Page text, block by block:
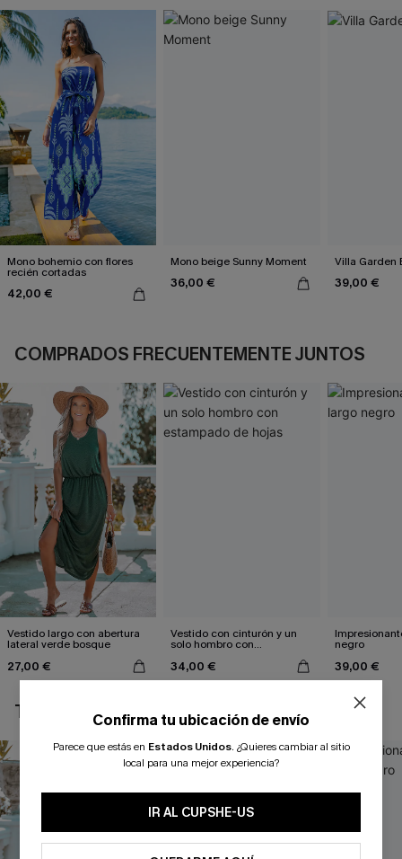
Mono bohemio con flores
recién cortadas
42,00 €
Mono beige Sunny Moment
36,00 €
Villa Garden
39,00 €
COMPRADOS FRECUENTEMENTE JUNTOS
Vestido largo con abertura
lateral verde bosque
27,00 €
Vestido con cinturón y un
solo hombro con
34,00 €
negro
39,00 €
TAMBIÉN TE PUEDE GUSTAR
Confirma tu ubicación de envío
Parece que estás en Estados Unidos. ¿Quieres cambiar al sitio
local para una mejor experiencia?
IR AL CUPSHE-US